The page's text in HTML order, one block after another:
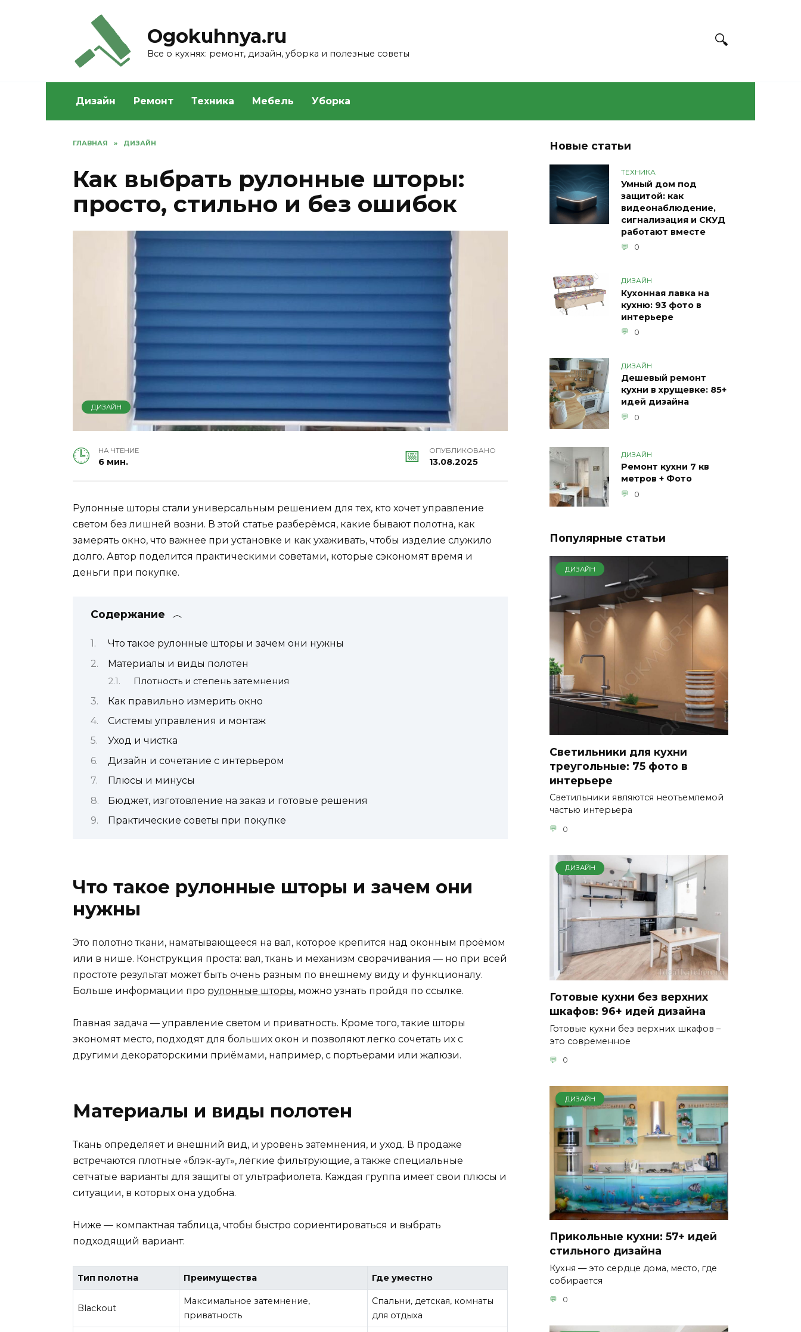
Ogokuhnya.ru
Все о кухнях: ремонт, дизайн, уборка и полезные советы
Дизайн Ремонт Техника Мебель Уборка
ГЛАВНАЯ » ДИЗАЙН
Как выбрать рулонные шторы:
просто, стильно и без ошибок
ДИЗАЙН
НА ЧТЕНИЕ
6 мин.
ОПУБЛИКОВАНО
13.08.2025
Рулонные шторы стали универсальным решением для тех, кто хочет управление
светом без лишней возни. В этой статье разберёмся, какие бывают полотна, как
замерять окно, что важнее при установке и как ухаживать, чтобы изделие служило
долго. Автор поделится практическими советами, которые сэкономят время и
деньги при покупке.
Содержание
Что такое рулонные шторы и зачем они нужны
Материалы и виды полотен
Плотность и степень затемнения
Как правильно измерить окно
Системы управления и монтаж
Уход и чистка
Дизайн и сочетание с интерьером
Плюсы и минусы
Бюджет, изготовление на заказ и готовые решения
Практические советы при покупке
Что такое рулонные шторы и зачем они
нужны
Это полотно ткани, наматывающееся на вал, которое крепится над оконным проёмом
или в нише. Конструкция проста: вал, ткань и механизм сворачивания — но при всей
простоте результат может быть очень разным по внешнему виду и функционалу.
Больше информации про рулонные шторы, можно узнать пройдя по ссылке.
Главная задача — управление светом и приватность. Кроме того, такие шторы
экономят место, подходят для больших окон и позволяют легко сочетать их с
другими декораторскими приёмами, например, с портьерами или жалюзи.
Материалы и виды полотен
Ткань определяет и внешний вид, и уровень затемнения, и уход. В продаже
встречаются плотные «блэк-аут», лёгкие фильтрующие, а также специальные
сетчатые варианты для защиты от ультрафиолета. Каждая группа имеет свои плюсы и
ситуации, в которых она удобна.
Ниже — компактная таблица, чтобы быстро сориентироваться и выбрать
подходящий вариант:
Тип полотна Преимущества Где уместно
Blackout
Максимальное затемнение,
приватность
Спальни, детская, комнаты
для отдыха
Новые статьи
ТЕХНИКА
Умный дом под
защитой: как
видеонаблюдение,
сигнализация и СКУД
работают вместе
0
ДИЗАЙН
Кухонная лавка на
кухню: 93 фото в
интерьере
0
ДИЗАЙН
Дешевый ремонт
кухни в хрущевке: 85+
идей дизайна
0
ДИЗАЙН
Ремонт кухни 7 кв
метров + Фото
0
Популярные статьи
ДИЗАЙН
Светильники для кухни
треугольные: 75 фото в
интерьере
Светильники являются неотъемлемой
частью интерьера
0
ДИЗАЙН
Готовые кухни без верхних
шкафов: 96+ идей дизайна
Готовые кухни без верхних шкафов –
это современное
0
ДИЗАЙН
Прикольные кухни: 57+ идей
стильного дизайна
Кухня — это сердце дома, место, где
собирается
0